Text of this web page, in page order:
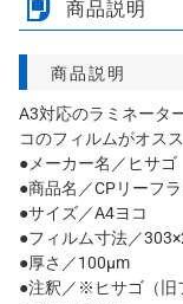
商品説明
商品説明
A3対応のラミネータ
コのフィルムがオスス
●メーカー名／ヒサゴ
●商品名／CPリーフ
●サイズ／A4ヨコ
●フィルム寸法／
●厚さ／100μm
●注釈／※ヒサゴ（旧